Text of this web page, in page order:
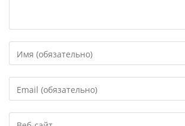
свое
или
имя
чтобы
свой
адрес,